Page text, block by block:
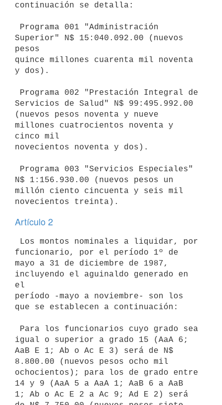
continuación se detalla:
Superior" N$ 15:040.092.00 (nuevos
pesos
quince millones cuarenta mil noventa
y dos).
Servicios de Salud" N$ 99:495.992.00
(nuevos pesos noventa y nueve
millones cuatrocientos noventa y
cinco mil
novecientos noventa y dos).
N$ 1:156.930.00 (nuevos pesos un
millón ciento cincuenta y seis mil
Artículo 2
funcionario, por el período 1º de
mayo a 31 de diciembre de 1987,
incluyendo el aguinaldo generado en
el
período -mayo a noviembre- son los
que se establecen a continuación:
igual o superior a grado 15 (AaA 6;
AaB E 1; Ab o Ac E 3) será de N$
8.800.00 (nuevos pesos ocho mil
ochocientos); para los de grado entre
14 y 9 (AaA 5 a AaA 1; AaB 6 a AaB
1; Ab o Ac E 2 a Ac 9; Ad E 2) será